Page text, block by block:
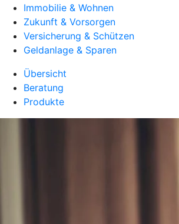
Immobilie & Wohnen
Zukunft & Vorsorgen
Versicherung & Schützen
Geldanlage & Sparen
Übersicht
Beratung
Produkte